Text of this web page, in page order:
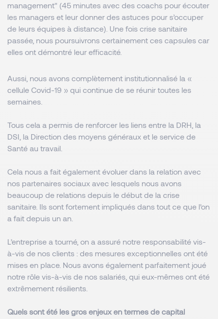
management" (45 minutes avec des coachs pour écouter
les managers et leur donner des astuces pour s’occuper
de leurs équipes à distance). Une fois crise sanitaire
passée, nous poursuivrons certainement ces capsules car
elles ont démontré leur efficacité.
Aussi, nous avons complètement institutionnalisé la «
cellule Covid-19 » qui continue de se réunir toutes les
semaines.
Tous cela a permis de renforcer les liens entre la DRH, la
DSI, la Direction des moyens généraux et le service de
Santé au travail.
Cela nous a fait également évoluer dans la relation avec
nos partenaires sociaux avec lesquels nous avons
beaucoup de relations depuis le début de la crise
sanitaire. Ils sont fortement impliqués dans tout ce que l’on
a fait depuis un an.
L’entreprise a tourné, on a assuré notre responsabilité vis-
à-vis de nos clients : des mesures exceptionnelles ont été
mises en place. Nous avons également parfaitement joué
notre rôle vis-à-vis de nos salariés, qui eux-mêmes ont été
extrêmement résilients.
Quels sont été les gros enjeux en termes de capital